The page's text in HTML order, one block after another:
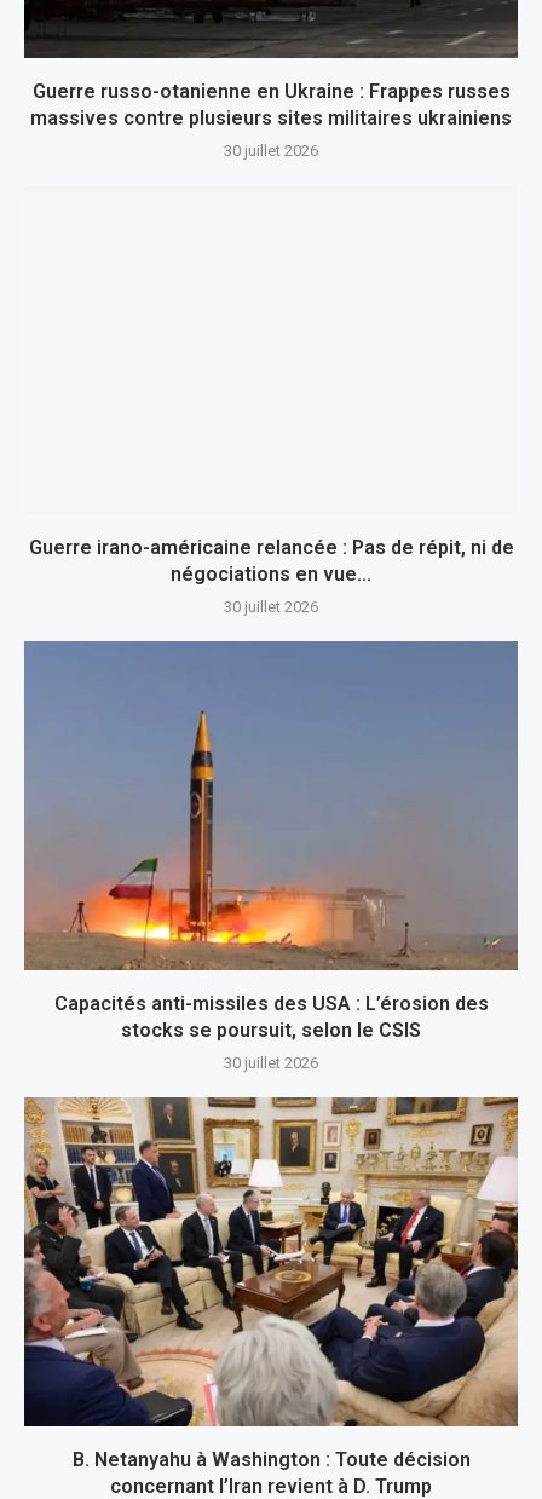
Guerre russo-otanienne en Ukraine : Frappes russes
massives contre plusieurs sites militaires ukrainiens
30 juillet 2026
Guerre irano-américaine relancée : Pas de répit, ni de
négociations en vue…
30 juillet 2026
Capacités anti-missiles des USA : L’érosion des
stocks se poursuit, selon le CSIS
30 juillet 2026
B. Netanyahu à Washington : Toute décision
concernant l’Iran revient à D. Trump